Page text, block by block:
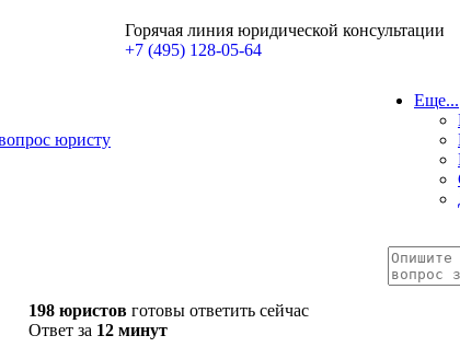
Горячая линия юридической консультации
+7 (495) 128-05-64
юристу
Еще...
198 юристов готовы ответить сейчас
Ответ за 12 минут